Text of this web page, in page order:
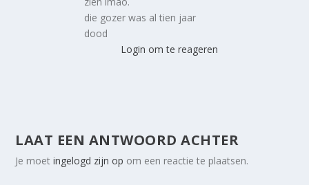
die gozer was al tien jaar
dood
Login om te reageren
LAAT EEN ANTWOORD ACHTER
Je moetingelogd zijn op om een reactie te plaatsen.